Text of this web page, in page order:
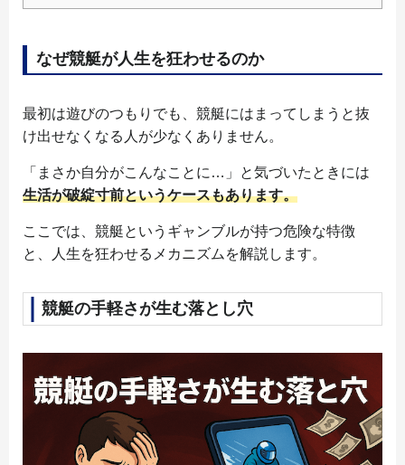
なぜ競艇が人生を狂わせるのか
最初は遊びのつもりでも、競艇にはまってしまうと抜
け出せなくなる人が少なくありません。
「まさか自分がこんなことに…」と気づいたときには
生活が破綻寸前というケースもあります。
ここでは、競艇というギャンブルが持つ危険な特徴
と、人生を狂わせるメカニズムを解説します。
競艇の手軽さが生む落とし穴